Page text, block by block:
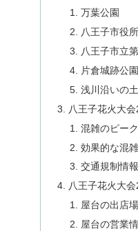
万葉公園
八王子市役
八王子市立
片倉城跡公園
浅川沿いの
八王子花火大
混雑のピー
効果的な混
交通規制情報
八王子花火大
屋台の出店
屋台の営業